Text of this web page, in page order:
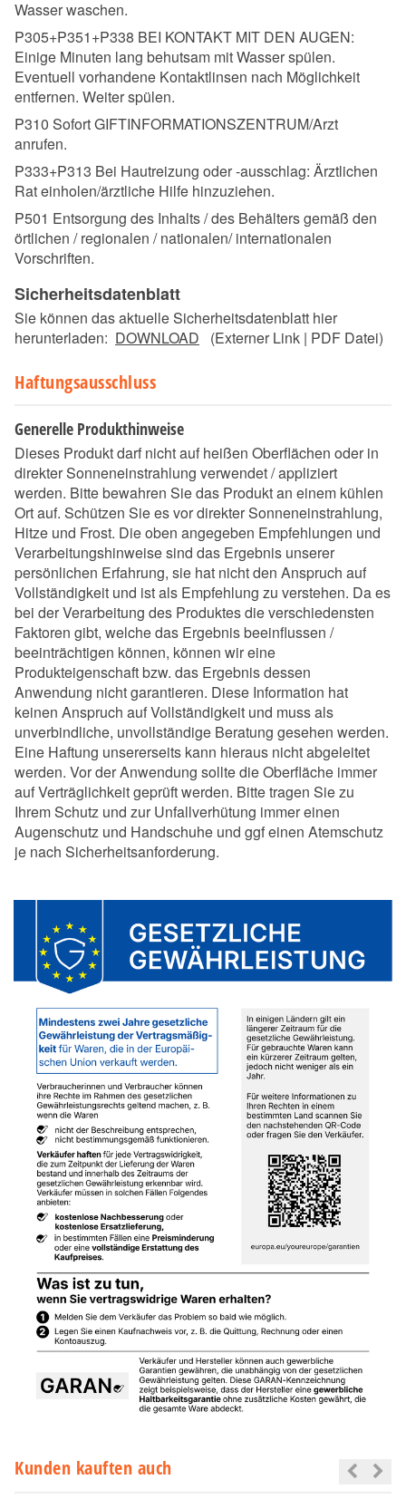
Wasser waschen.
P305+P351+P338 BEI KONTAKT MIT DEN AUGEN:
Einige Minuten lang behutsam mit Wasser spülen.
Eventuell vorhandene Kontaktlinsen nach Möglichkeit
entfernen. Weiter spülen.
P310 Sofort GIFTINFORMATIONSZENTRUM/Arzt
anrufen.
P333+P313 Bei Hautreizung oder -ausschlag: Ärztlichen
Rat einholen/ärztliche Hilfe hinzuziehen.
P501 Entsorgung des Inhalts / des Behälters gemäß den
örtlichen / regionalen / nationalen/ internationalen
Vorschriften.
Sicherheitsdatenblatt
Sie können das aktuelle Sicherheitsdatenblatt hier
herunterladen: DOWNLOAD (Externer Link | PDF Datei)
Haftungsausschluss
Generelle Produkthinweise
Dieses Produkt darf nicht auf heißen Oberflächen oder in
direkter Sonneneinstrahlung verwendet / appliziert
werden. Bitte bewahren Sie das Produkt an einem kühlen
Ort auf. Schützen Sie es vor direkter Sonneneinstrahlung,
Hitze und Frost. Die oben angegeben Empfehlungen und
Verarbeitungshinweise sind das Ergebnis unserer
persönlichen Erfahrung, sie hat nicht den Anspruch auf
Vollständigkeit und ist als Empfehlung zu verstehen. Da es
bei der Verarbeitung des Produktes die verschiedensten
Faktoren gibt, welche das Ergebnis beeinflussen /
beeinträchtigen können, können wir eine
Produkteigenschaft bzw. das Ergebnis dessen
Anwendung nicht garantieren. Diese Information hat
keinen Anspruch auf Vollständigkeit und muss als
unverbindliche, unvollständige Beratung gesehen werden.
Eine Haftung unsererseits kann hieraus nicht abgeleitet
werden. Vor der Anwendung sollte die Oberfläche immer
auf Verträglichkeit geprüft werden. Bitte tragen Sie zu
Ihrem Schutz und zur Unfallverhütung immer einen
Augenschutz und Handschuhe und ggf einen Atemschutz
je nach Sicherheitsanforderung.
Kunden kauften auch